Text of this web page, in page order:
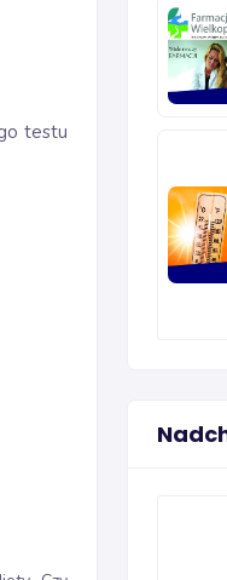
testu